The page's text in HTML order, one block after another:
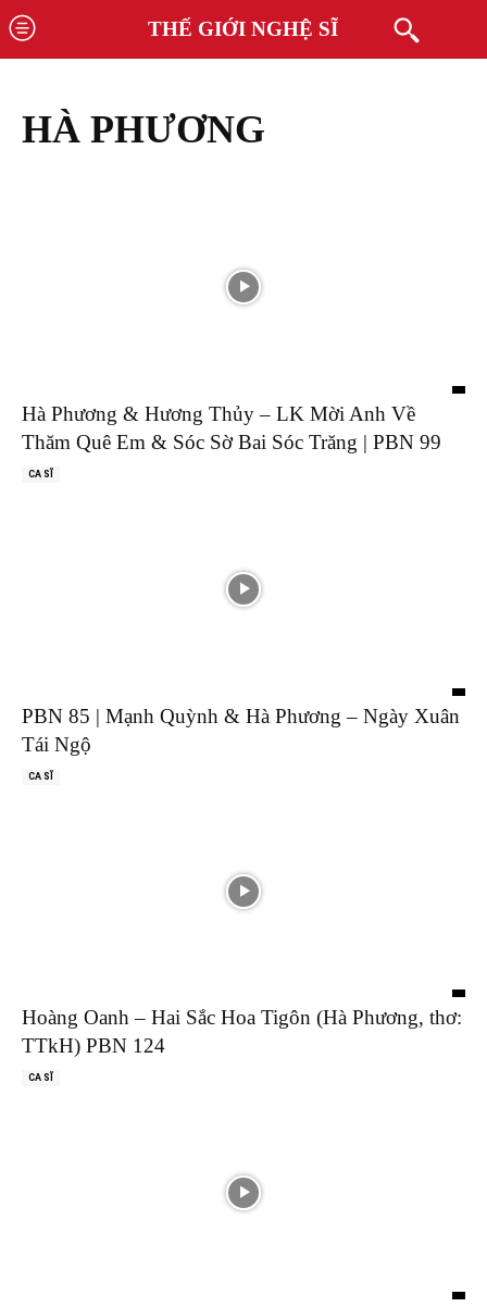
THẾ GIỚI NGHỆ SĨ
HÀ PHƯƠNG
Hà Phương & Hương Thủy – LK Mời Anh Về
Thăm Quê Em & Sóc Sờ Bai Sóc Trăng | PBN 99
CA SĨ
PBN 85 | Mạnh Quỳnh & Hà Phương – Ngày Xuân
Tái Ngộ
CA SĨ
Hoàng Oanh – Hai Sắc Hoa Tigôn (Hà Phương, thơ:
TTkH) PBN 124
CA SĨ